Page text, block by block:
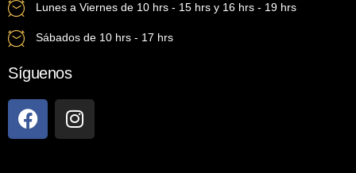
Lunes a Viernes de 10 hrs - 15 hrs y 16 hrs - 19 hrs
Sábados de 10 hrs - 17 hrs
Síguenos